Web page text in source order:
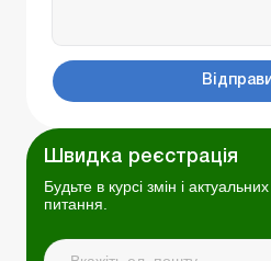
Швидка реєстрація
Будьте в курсі змін і
питання.